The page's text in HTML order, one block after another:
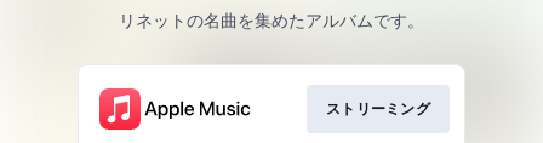
リネットの名曲を集めたアルバムです。
ストリーミング